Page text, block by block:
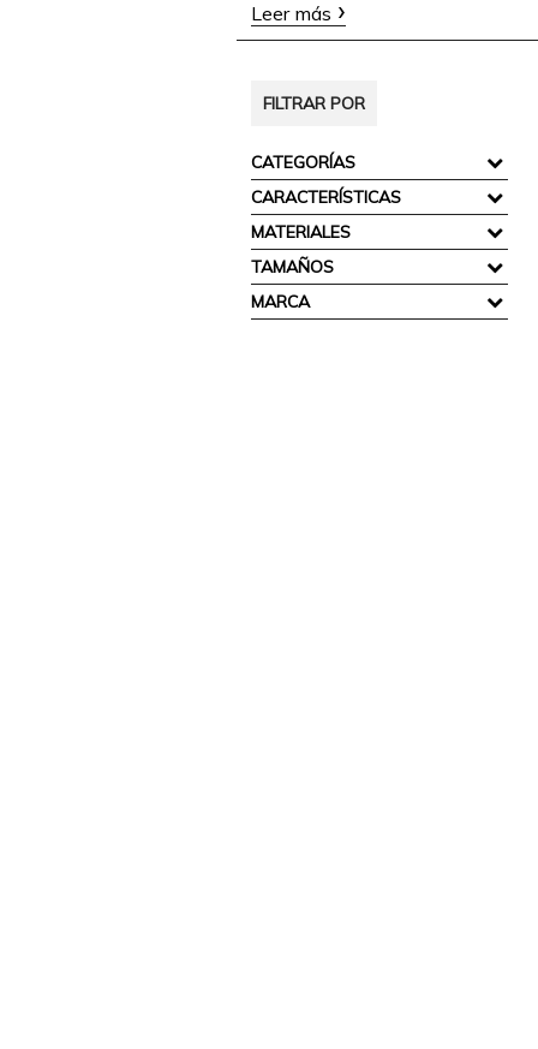
Leer más
FILTRAR POR
CATEGORÍAS
CARACTERÍSTICAS
MATERIALES
TAMAÑOS
MARCA